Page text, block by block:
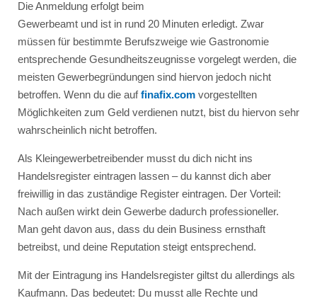
Die Anmeldung erfolgt beim
Gewerbeamt und ist in rund 20 Minuten erledigt. Zwar
müssen für bestimmte Berufszweige wie Gastronomie
entsprechende Gesundheitszeugnisse vorgelegt werden, die
meisten Gewerbegründungen sind hiervon jedoch nicht
betroffen. Wenn du die auffinafix.comvorgestellten
Möglichkeiten zum Geld verdienen nutzt, bist du hiervon sehr
wahrscheinlich nicht betroffen.
Als Kleingewerbetreibender musst du dich nicht ins
Handelsregister eintragen lassen – du kannst dich aber
freiwillig in das zuständige Register eintragen. Der Vorteil:
Nach außen wirkt dein Gewerbe dadurch professioneller.
Man geht davon aus, dass du dein Business ernsthaft
betreibst, und deine Reputation steigt entsprechend.
Mit der Eintragung ins Handelsregister giltst du allerdings als
Kaufmann. Das bedeutet: Du musst alle Rechte und